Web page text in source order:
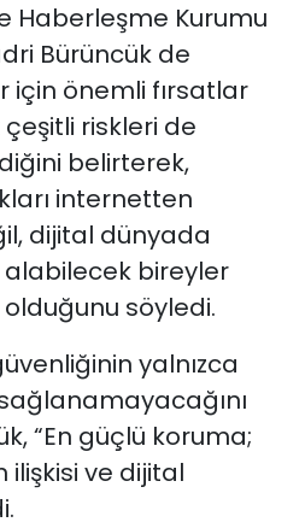
Haberleşme Kurumu
Bürüncük de
için önemli fırsatlar
riskleri de
belirterek,
internetten
dijital dünyada
bireyler
söyledi.
yalnızca
“En güçlü koruma;
ilişkisi ve dijital